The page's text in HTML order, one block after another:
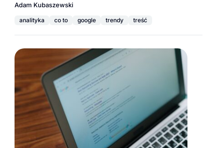
Adam Kubaszewski
analityka co to google trendy treść